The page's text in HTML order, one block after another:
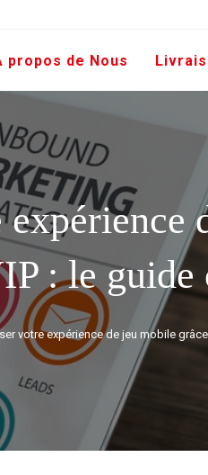
propos de Nous
: le guide
votre expérience de jeu mobile